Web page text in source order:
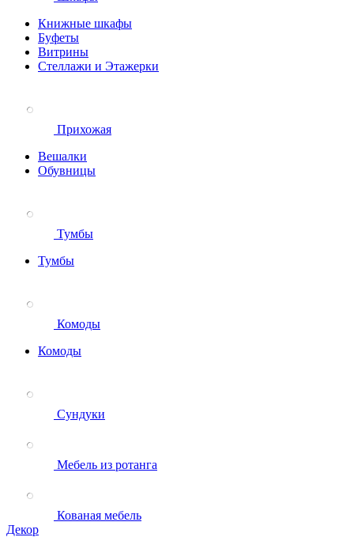
Книжные шкафы
Буфеты
Витрины
Стеллажи и Этажерки
Прихожая
Вешалки
Обувницы
Тумбы
Тумбы
Комоды
Комоды
Сундуки
Мебель из ротанга
Кованая мебель
Декор